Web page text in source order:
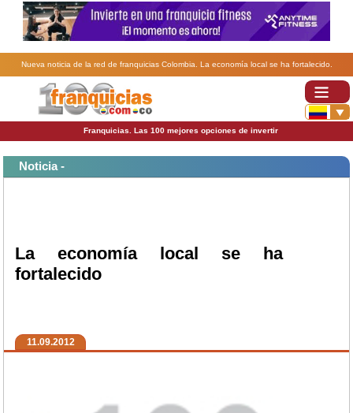
Nueva noticia de la red de franquicias Colombia. La economía local se ha fortalecido.
Franquicias. Las 100 mejores opciones de invertir
Noticia -
La economía local se ha
fortalecido
11.09.2012